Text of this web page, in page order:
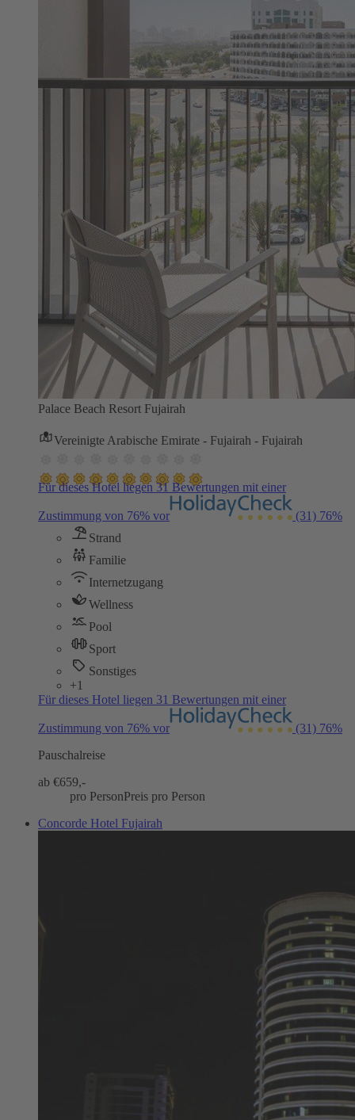
Palace Beach Resort Fujairah
Vereinigte Arabische Emirate - Fujairah - Fujairah
Für dieses Hotel liegen 31 Bewertungen mit einer
Zustimmung von 76% vor (31) 76%
Strand
Familie
Internetzugang
Wellness
Pool
Sport
Sonstiges
+1
Für dieses Hotel liegen 31 Bewertungen mit einer
Zustimmung von 76% vor (31) 76%
Pauschalreise
ab €659,-
pro PersonPreis pro Person
Concorde Hotel Fujairah